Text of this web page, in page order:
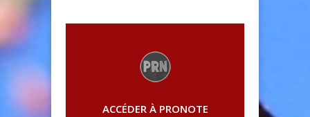
ACCÉDER À PRONOTE